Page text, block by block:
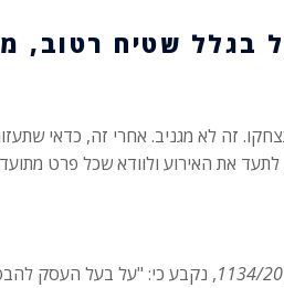
זה לא מגניב. אחרי זה, כדאי
את האירוע ולוודא שכל פרט
, נקבע כי: "על בעל העסק